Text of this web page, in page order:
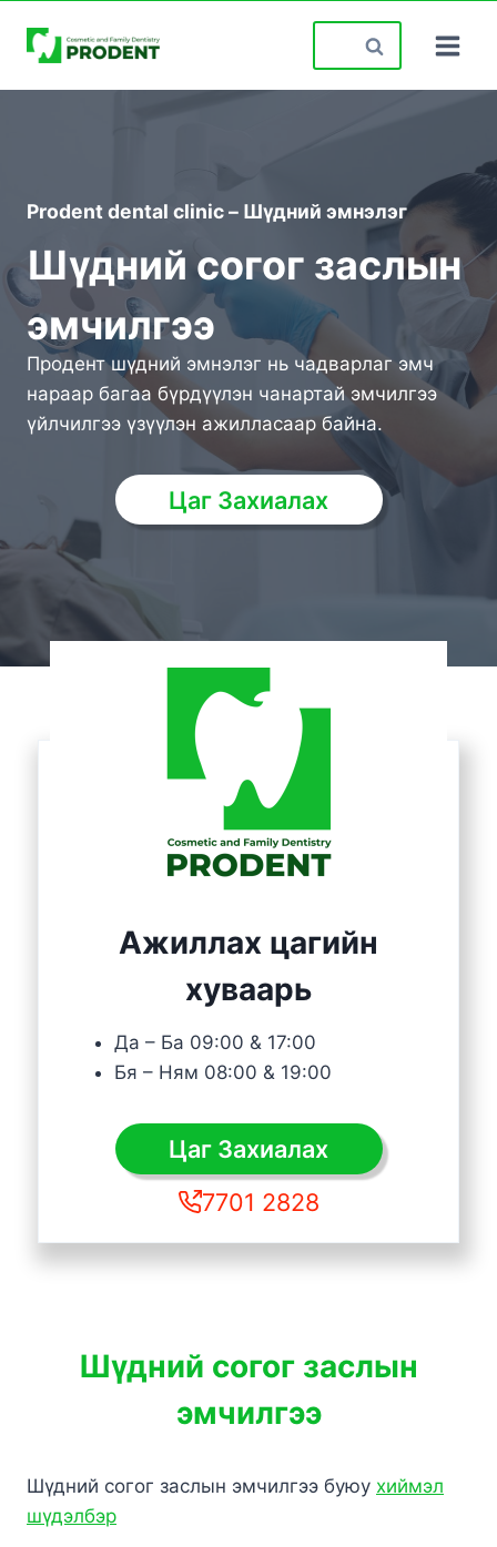
Search
for:
Prodent dental clinic – Шүдний эмнэлэг
Шүдний согог заслын
эмчилгээ
Продент шүдний эмнэлэг нь чадварлаг эмч
нараар багаа бүрдүүлэн чанартай эмчилгээ
үйлчилгээ үзүүлэн ажилласаар байна.
Цаг Захиалах
Ажиллах цагийн
хуваарь
Да – Ба 09:00 & 17:00
Бя – Ням 08:00 & 19:00
Цаг Захиалах
7701 2828
Шүдний согог заслын
эмчилгээ
Шүдний согог заслын эмчилгээ буюу хиймэл
шүдэлбэр